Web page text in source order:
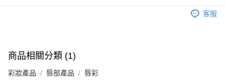
付款後門市自取，訂單確認後2-4個工作天到店，7天內取。逾期後
客服
商品相關分類 (1)
彩妝產品 唇部產品 唇彩